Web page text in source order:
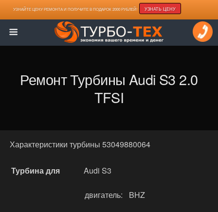
УЗНАЙТЕ ЦЕНУ РЕМОНТА И ПОЛУЧИТЕ В ПОДАРОК 2000 РУБЛЕЙ! УЗНАТЬ ЦЕНУ
Ремонт Турбины Audi S3 2.0
TFSI
Характеристики турбины 53049880064
Турбина для Audi S3
двигатель: BHZ